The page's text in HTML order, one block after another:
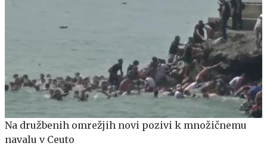
Na družbenih omrežjih novi pozivi k množičnemu
navalu v Ceuto